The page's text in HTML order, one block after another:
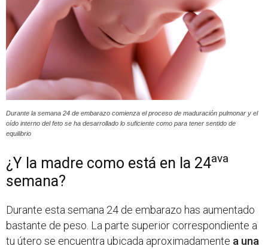
Durante la semana 24 de embarazo comienza el proceso de maduración pulmonar y el
oído interno del feto se ha desarrollado lo suficiente como para tener sentido de
equilibrio
¿Y la madre como está en la 24ava
semana?
Durante esta semana 24 de embarazo has aumentado
bastante de peso. La parte superior correspondiente a
tu útero se encuentra ubicada aproximadamente a una